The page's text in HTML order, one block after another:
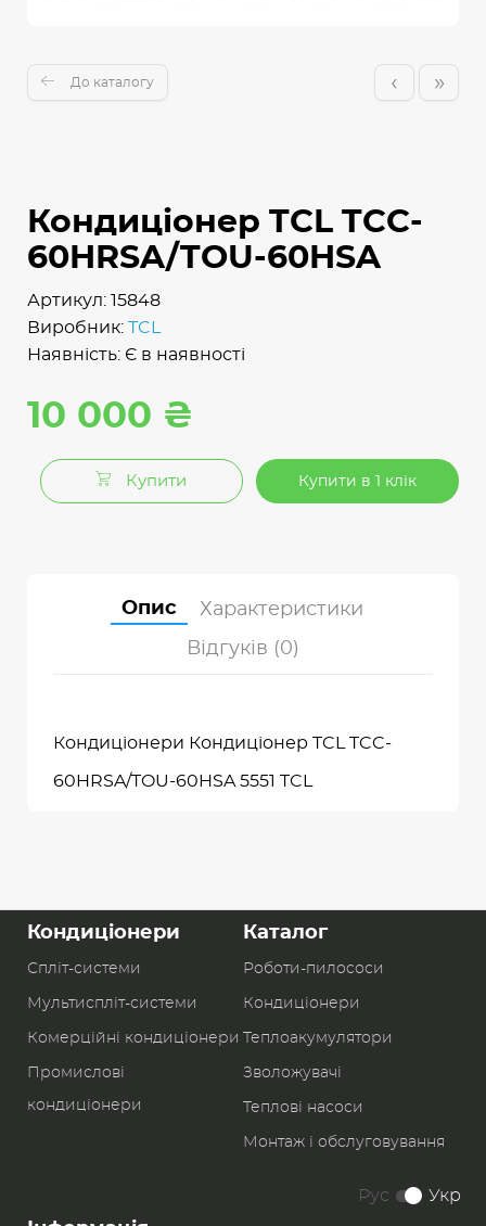
До каталогу ‹ »
Кондиціонер TCL TCC-
60HRSA/TOU-60HSA
Артикул: 15848
Виробник: TCL
Наявність: Є в наявності
10 000 ₴
Купити Купити в 1 клік
Опис
Характеристики
Відгуків (0)
Кондиціонери Кондиціонер TCL TCC-
60HRSA/TOU-60HSA 5551 TCL
Кондиціонери
Спліт-системи
Мультиспліт-системи
Комерційні кондиціонери
Промислові
кондиціонери
Каталог
Роботи-пилоcоси
Кондиціонери
Теплоакумулятори
Зволожувачі
Теплові насоси
Монтаж і обслуговування
Рус Укр